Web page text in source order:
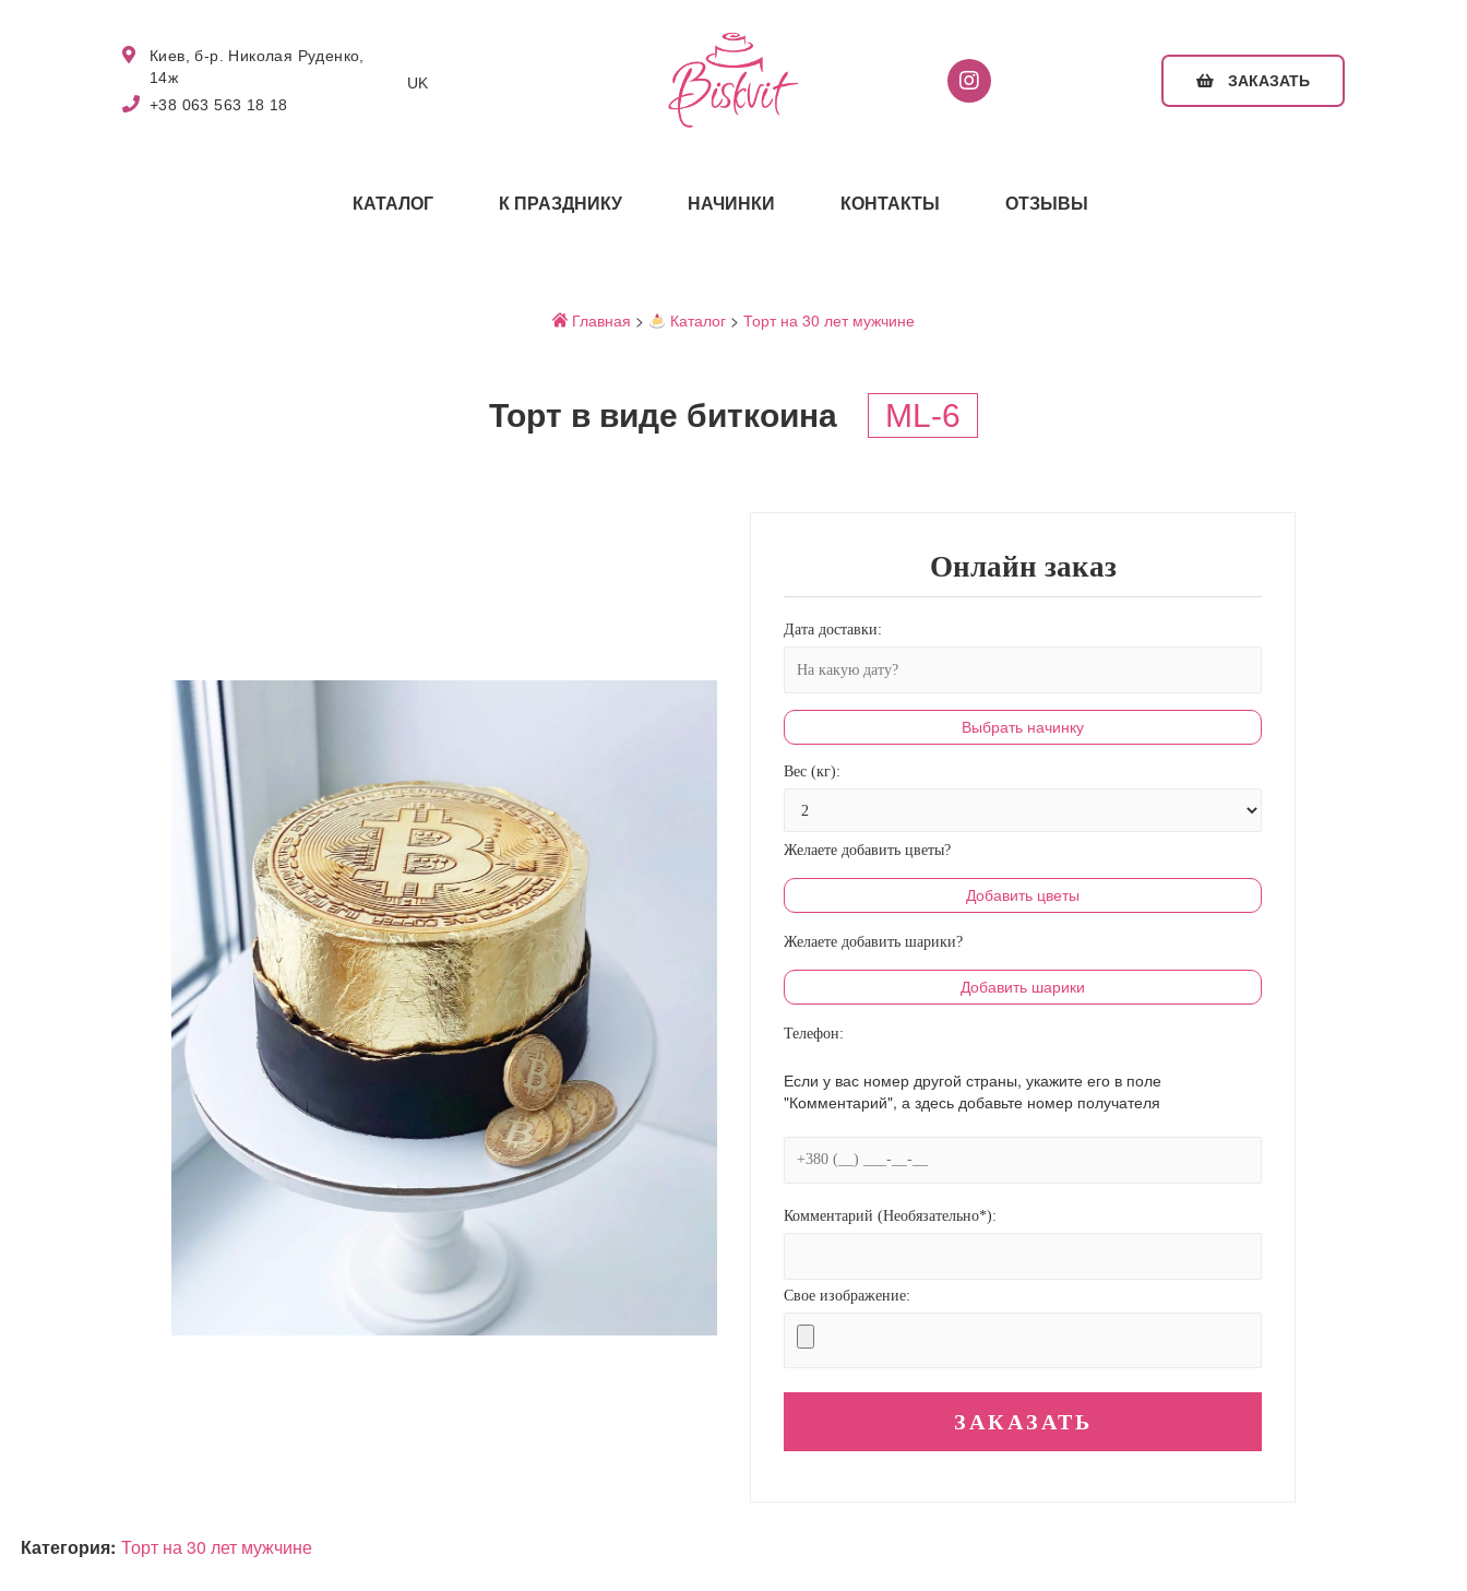
Киев, б-р. Николая Руденко,
14ж
+38 063 563 18 18
UK ЗАКАЗАТЬ
КАТАЛОГ К ПРАЗДНИКУ НАЧИНКИ КОНТАКТЫ ОТЗЫВЫ
Главная > Каталог> Торт на 30 лет мужчине
Торт в виде биткоина ML-6
Онлайн заказ
Дата доставки:
Выбрать начинку
Вес (кг):
Желаете добавить цветы?
Добавить цветы
Желаете добавить шарики?
Добавить шарики
Телефон:
Если у вас номер другой страны, укажите его в поле
"Комментарий", а здесь добавьте номер получателя
Комментарий (Необязательно*):
Свое изображение:
Категория: Торт на 30 лет мужчине